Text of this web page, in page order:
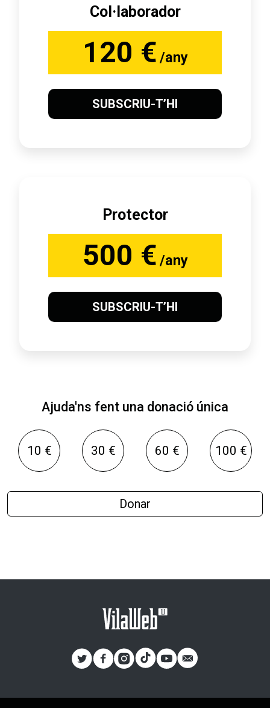
Col·laborador
120 € /any
SUBSCRIU-T’HI
Protector
500 € /any
SUBSCRIU-T’HI
Ajuda'ns fent una donació única
10 € 30 € 60 € 100 €
Donar